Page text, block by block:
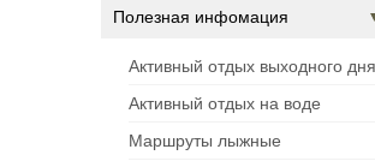
Полезная инфомация
Активный отдых выходного дня
Активный отдых на воде
Маршруты лыжные